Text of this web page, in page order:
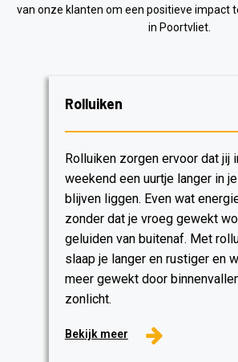
van onze klanten om een ​​positieve impact
in Poortvliet.
Rolluiken
Rolluiken zorgen ervoor dat jij
weekend een uurtje langer in
blijven liggen. Even wat
zonder dat je vroeg gewekt
geluiden van buitenaf. Met
slaap je langer en rustiger en
meer gewekt door
zonlicht.
Bekijk meer